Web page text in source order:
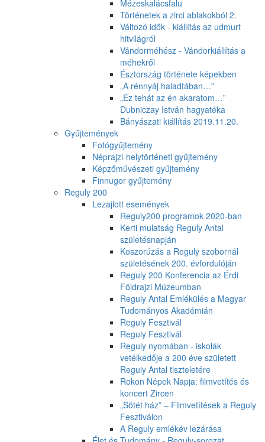
Mézeskalácsfalu
Történetek a zirci ablakokból 2.
Változó idők - kiállítás az udmurt
hitvilágról
Vándorméhész - Vándorkiállítás a
méhekről
Észtország története képekben
„A rénnyáj haladtában…”
„Ez tehát az én akaratom…”
Dubniczay István hagyatéka
Bányászati kiállítás 2019.11.20.
Gyűjtemények
Fotógyűjtemény
Néprajzi-helytörténeti gyűjtemény
Képzőművészeti gyűjtemény
Finnugor gyűjtemény
Reguly 200
Lezajlott események
Reguly200 programok 2020-ban
Kerti mulatság Reguly Antal
születésnapján
Koszorúzás a Reguly szobornál
születésének 200. évfordulóján
Reguly 200 Konferencia az Érdi
Földrajzi Múzeumban
Reguly Antal Emlékülés a Magyar
Tudományos Akadémián
Reguly Fesztivál
Reguly Fesztivál
Reguly nyomában - iskolák
vetélkedője a 200 éve született
Reguly Antal tiszteletére
Rokon Népek Napja: filmvetítés és
koncert Zircen
„Sötét ház” – Filmvetítések a Reguly
Fesztiválon
A Reguly emlékév lezárása